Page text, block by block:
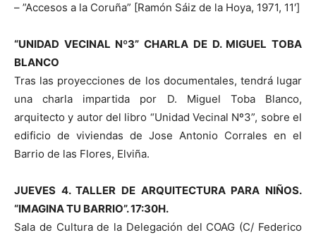
– ”Accesos a la Coruña” [Ramón Sáiz de la Hoya, 1971, 11′]
“UNIDAD VECINAL Nº3” CHARLA DE D. MIGUEL TOBA
BLANCO
Tras las proyecciones de los documentales, tendrá lugar
una charla impartida por D. Miguel Toba Blanco,
arquitecto y autor del libro “Unidad Vecinal Nº3”, sobre el
edificio de viviendas de Jose Antonio Corrales en el
Barrio de las Flores, Elviña.
JUEVES 4. TALLER DE ARQUITECTURA PARA NIÑOS.
“IMAGINA TU BARRIO”. 17:30H.
Sala de Cultura de la Delegación del COAG (C/ Federico